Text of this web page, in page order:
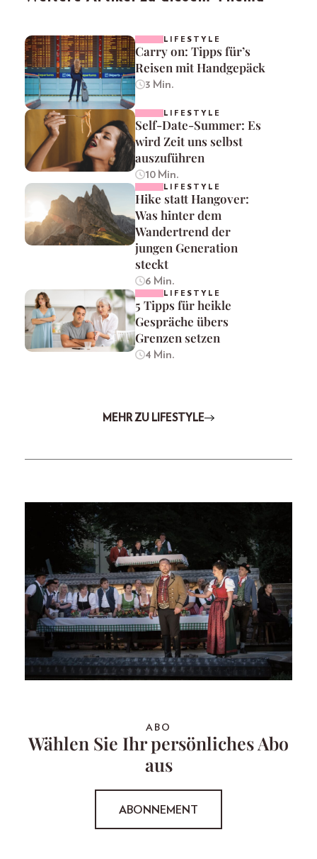
LIFESTYLE
Carry on: Tipps für’s
Reisen mit Handgepäck
3 Min.
LIFESTYLE
Self-Date-Summer: Es
wird Zeit uns selbst
auszuführen
10 Min.
LIFESTYLE
Hike statt Hangover:
Was hinter dem
Wandertrend der
jungen Generation
steckt
6 Min.
LIFESTYLE
5 Tipps für heikle
Gespräche übers
Grenzen setzen
4 Min.
MEHR ZU LIFESTYLE
ABO
Wählen Sie Ihr persönliches Abo
aus
ABONNEMENT